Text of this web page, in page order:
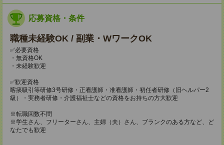
応募資格・条件
職種未経験OK / 副業・WワークOK
✅必要資格
・無資格OK
・未経験歓迎
✅歓迎資格
喀痰吸引等研修3号研修・正看護師・准看護師・初任者研修（旧ヘルパー2
級）・実務者研修・介護福祉士などの資格をお持ちの方大歓迎
※転職回数不問
※学生さん、フリーターさん、主婦（夫）さん、ブランクのある方など、ど
なたでも歓迎